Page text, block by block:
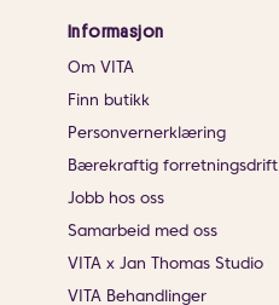
Informasjon
Om VITA
Finn butikk
Personvernerklæring
Bærekraftig forretningsdrift
Jobb hos oss
Samarbeid med oss
VITA x Jan Thomas Studio
VITA Behandlinger